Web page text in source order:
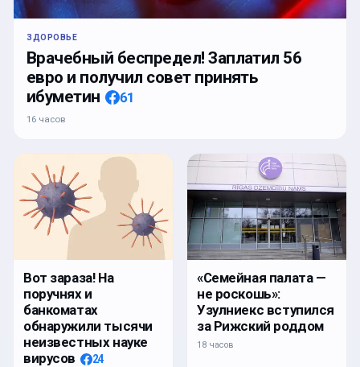
ЗДОРОВЬЕ
Врачебный беспредел! Заплатил 56
евро и получил совет принять
ибуметин
61
16 часов
Вот зараза! На
поручнях и
банкоматах
обнаружили тысячи
неизвестных науке
вирусов
24
«Семейная палата —
не роскошь»:
Узулниекс вступился
за Рижский роддом
18 часов